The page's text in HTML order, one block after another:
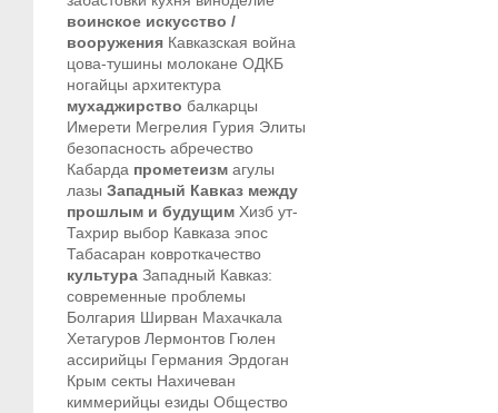
воинское искусство /
вооружения Кавказская война
цова-тушины молокане ОДКБ
ногайцы архитектура
мухаджирство балкарцы
Имерети Мегрелия Гурия Элиты
безопасность абречество
Кабарда прометеизм агулы
лазы Западный Кавказ между
прошлым и будущим Хизб ут-
Тахрир выбор Кавказа эпос
Табасаран ковроткачество
культура Западный Кавказ:
современные проблемы
Болгария Ширван Махачкала
Хетагуров Лермонтов Гюлен
ассирийцы Германия Эрдоган
Крым секты Нахичеван
киммерийцы езиды Общество